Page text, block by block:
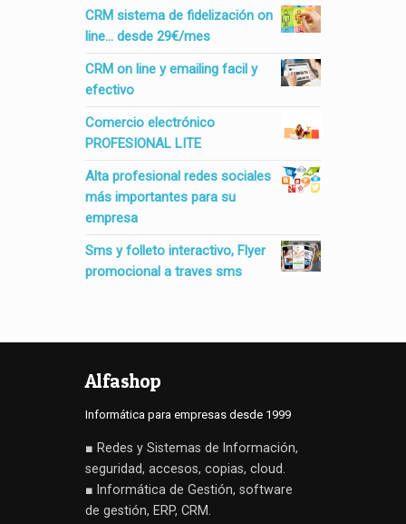
CRM sistema de fidelización on
line... desde 29€/mes
CRM on line y emailing facil y
efectivo
Comercio electrónico
PROFESIONAL LITE
Alta profesional redes sociales
más importantes para su
empresa
Sms y folleto interactivo, Flyer
promocional a traves sms
Alfashop
Informática para empresas desde 1999
■ Redes y Sistemas de Información,
seguridad, accesos, copias, cloud.
■ Informática de Gestión, software
de gestión, ERP, CRM.